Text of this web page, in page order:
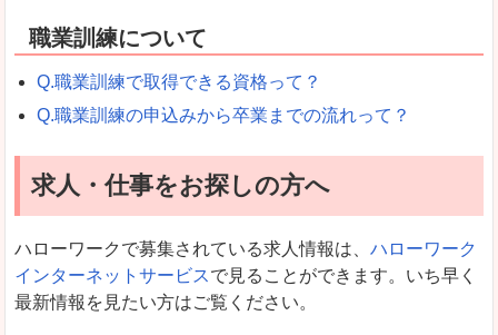
職業訓練について
Q.職業訓練で取得できる資格って？
Q.職業訓練の申込みから卒業までの流れって？
求人・仕事をお探しの方へ
ハローワークで募集されている求人情報は、 ハローワーク
インターネットサービスで見ることができます。いち早く
最新情報を見たい方はご覧ください。